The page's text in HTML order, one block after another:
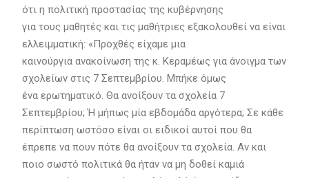
ότι η πολιτική προστασίας της κυβέρνησης
για τους μαθητές και τις μαθήτριες εξακολουθεί να είναι
ελλειμματική: «Προχθές είχαμε μια
καινούργια ανακοίνωση της κ. Κεραμέως για άνοιγμα των
σχολείων στις 7 Σεπτεμβρίου. Μπήκε όμως
ένα ερωτηματικό. Θα ανοίξουν τα σχολεία 7
Σεπτεμβρίου; Ή μήπως μία εβδομάδα αργότερα; Σε κάθε
περίπτωση ωστόσο είναι οι ειδικοί αυτοί που θα
έπρεπε να πουν πότε θα ανοίξουν τα σχολεία. Αν και
ποιο σωστό πολιτικά θα ήταν να μη δοθεί καμιά